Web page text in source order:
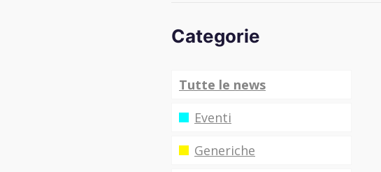
Categorie
Tutte le news
Eventi
Generiche